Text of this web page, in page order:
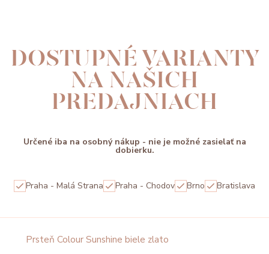
DOSTUPNÉ VARIANTY
NA NAŠICH
PREDAJNIACH
Určené iba na osobný nákup - nie je možné zasielať na
dobierku.
Praha - Malá Strana Praha - Chodov Brno Bratislava
Prsteň Colour Sunshine biele zlato